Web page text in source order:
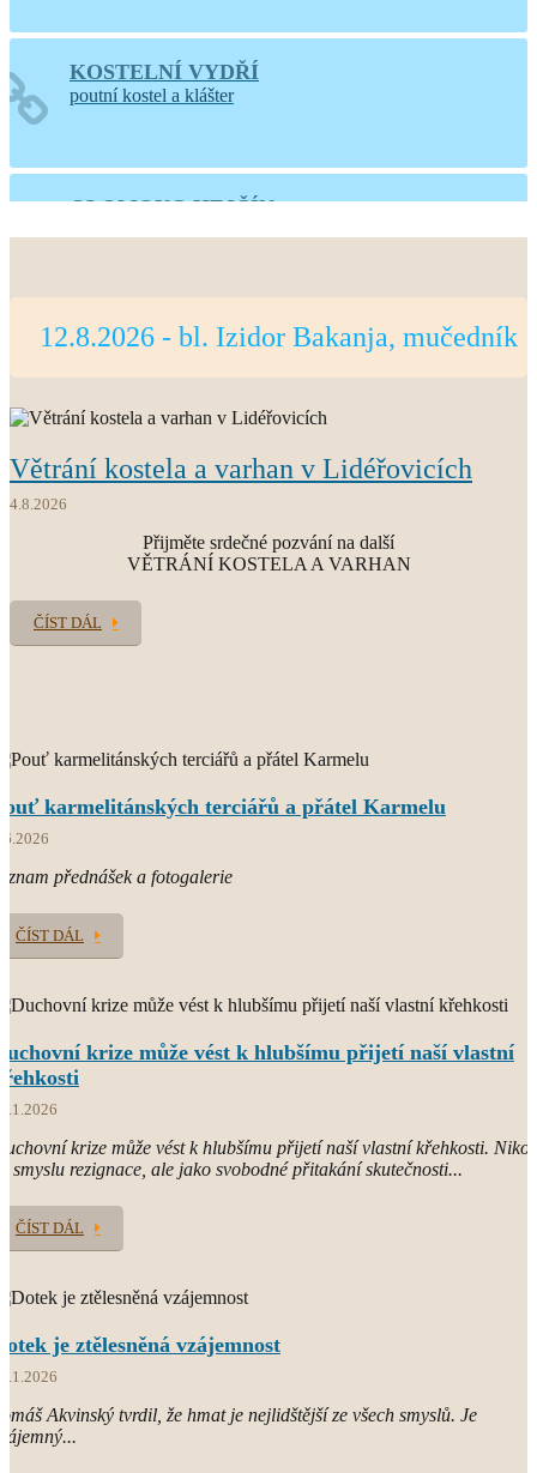
KOSTELNÍ VYDŘÍ
poutní kostel a klášter
OLOMOUC-HEJČÍN
PRAHA-LIBOC
O.CARM.
12.8.2026 - bl. Izidor Bakanja, mučedník
Větrání kostela a varhan v Lidéřovicích
4.8.2026
Přijměte srdečné pozvání na další
VĚTRÁNÍ KOSTELA A VARHAN
ČÍST DÁL
karmelitánských terciářů a přátel Karmelu
přednášek a fotogalerie
ČÍST DÁL
krize může vést k hlubšímu přijetí naší vlastní
krize může vést k hlubšímu přijetí naší vlastní křehkosti.
smyslu rezignace, ale jako svobodné přitakání skutečnosti...
ČÍST DÁL
je ztělesněná vzájemnost
Akvinský tvrdil, že hmat je nejlidštější ze všech smyslů. Je